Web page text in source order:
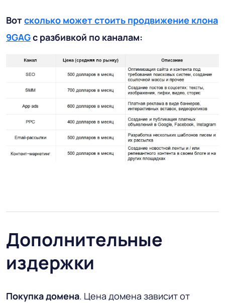
Вотсколько может стоить продвижение клона
9GAGс разбивкой по каналам:
Дополнительные
издержки
Покупка домена. Цена домена зависит от